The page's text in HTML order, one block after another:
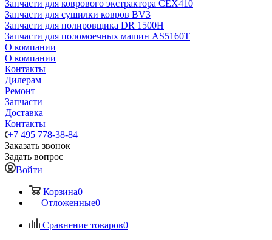
Запчасти для коврового экстрактора CEX410
Запчасти для сушилки ковров BV3
Запчасти для полировщика DR 1500H
Запчасти для поломоечных машин AS5160T
О компании
О компании
Контакты
Дилерам
Ремонт
Запчасти
Доставка
Контакты
+7 495 778-38-84
Заказать звонок
Задать вопрос
Войти
Корзина0
Отложенные0
Сравнение товаров0